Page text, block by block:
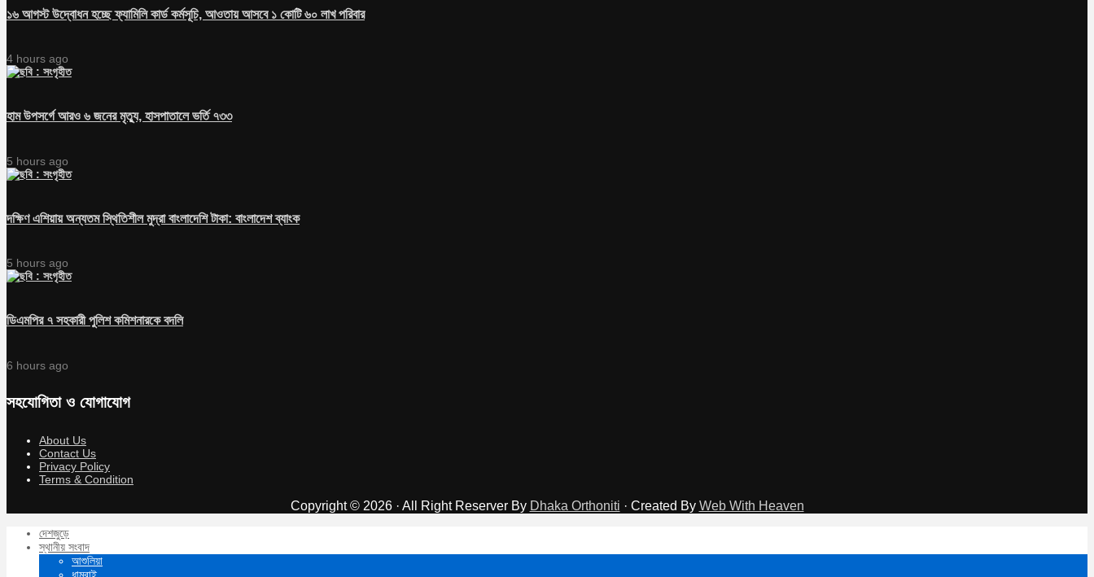
১৬ আগস্ট উদ্বোধন হচ্ছে ফ্যামিলি কার্ড কর্মসূচি, আওতায় আসবে ১ কোটি ৬০ লাখ পরিবার
4 hours ago
হাম উপসর্গে আরও ৬ জনের মৃত্যু, হাসপাতালে ভর্তি ৭৩৩
5 hours ago
দক্ষিণ এশিয়ায় অন্যতম স্থিতিশীল মুদ্রা বাংলাদেশি টাকা: বাংলাদেশ ব্যাংক
5 hours ago
ডিএমপির ৭ সহকারী পুলিশ কমিশনারকে বদলি
6 hours ago
সহযোগিতা ও যোগাযোগ
About Us
Contact Us
Privacy Policy
Terms & Condition
Copyright © 2026 · All Right Reserver By Dhaka Orthoniti · Created By Web With Heaven
দেশজুড়ে
স্থানীয় সংবাদ
আশুলিয়া